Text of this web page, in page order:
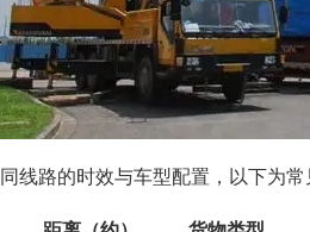
线路的时效与车型配置，以下为常